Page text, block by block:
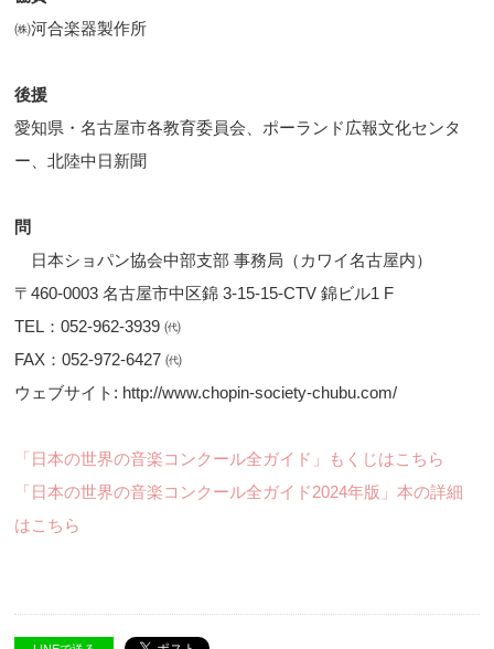
㈱河合楽器製作所
後援
愛知県・名古屋市各教育委員会、ポーランド広報文化センタ
ー、北陸中日新聞
問
日本ショパン協会中部支部 事務局（カワイ名古屋内）
〒460-0003 名古屋市中区錦 3-15-15-CTV 錦ビル1 F
TEL：052-962-3939 ㈹
FAX：052-972-6427 ㈹
ウェブサイト: http://www.chopin-society-chubu.com/
「日本の世界の音楽コンクール全ガイド」もくじはこちら
「日本の世界の音楽コンクール全ガイド2024年版」本の詳細
はこちら